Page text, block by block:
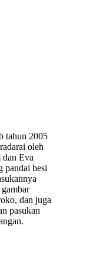
tahun 2005
oleh
Eva
pandai besi
dan juga
pasukan